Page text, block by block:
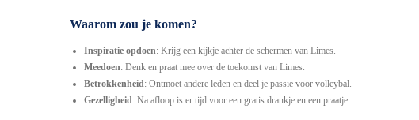
Waarom zou je komen?
Inspiratie opdoen: Krijg een kijkje achter de schermen van Limes.
Meedoen: Denk en praat mee over de toekomst van Limes.
Betrokkenheid: Ontmoet andere leden en deel je passie voor volleybal.
Gezelligheid: Na afloop is er tijd voor een gratis drankje en een praatje.